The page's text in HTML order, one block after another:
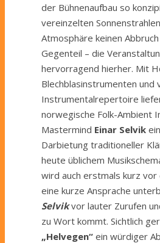
der Bühnenaufbau so
vereinzelten
Atmosphäre keinen
Gegenteil – die
hervorragend hierher. Mit
Blechblasinstrumenten und
Instrumentalrepertoire
norwegische Folk-Ambient
Mastermind Einar Selvik
Darbietung traditioneller
heute üblichem
wird auch erstmals kurz
eine kurze Ansprache
Selvikvor lauter Zurufen
zu Wort kommt. Sichtlich
„Helvegen“ ein würdiger